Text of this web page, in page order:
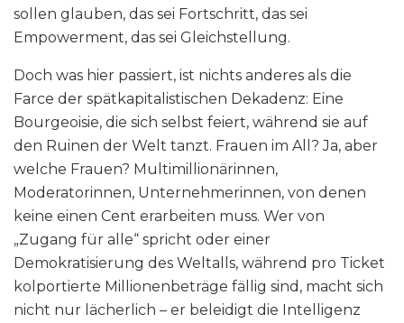
sollen glauben, das sei Fortschritt, das sei
Empowerment, das sei Gleichstellung.
Doch was hier passiert, ist nichts anderes als die
Farce der spätkapitalistischen Dekadenz: Eine
Bourgeoisie, die sich selbst feiert, während sie auf
den Ruinen der Welt tanzt. Frauen im All? Ja, aber
welche Frauen? Multimillionärinnen,
Moderatorinnen, Unternehmerinnen, von denen
keine einen Cent erarbeiten muss. Wer von
„Zugang für alle“ spricht oder einer
Demokratisierung des Weltalls, während pro Ticket
kolportierte Millionenbeträge fällig sind, macht sich
nicht nur lächerlich – er beleidigt die Intelligenz